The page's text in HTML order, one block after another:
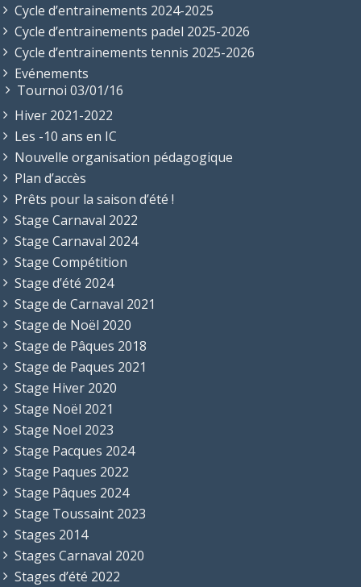
Cycle d’entrainements 2024-2025
Cycle d’entrainements padel 2025-2026
Cycle d’entrainements tennis 2025-2026
Evénements
Tournoi 03/01/16
Hiver 2021-2022
Les -10 ans en IC
Nouvelle organisation pédagogique
Plan d’accès
Prêts pour la saison d’été !
Stage Carnaval 2022
Stage Carnaval 2024
Stage Compétition
Stage d’été 2024
Stage de Carnaval 2021
Stage de Noël 2020
Stage de Pâques 2018
Stage de Paques 2021
Stage Hiver 2020
Stage Noël 2021
Stage Noel 2023
Stage Pacques 2024
Stage Paques 2022
Stage Pâques 2024
Stage Toussaint 2023
Stages 2014
Stages Carnaval 2020
Stages d’été 2022